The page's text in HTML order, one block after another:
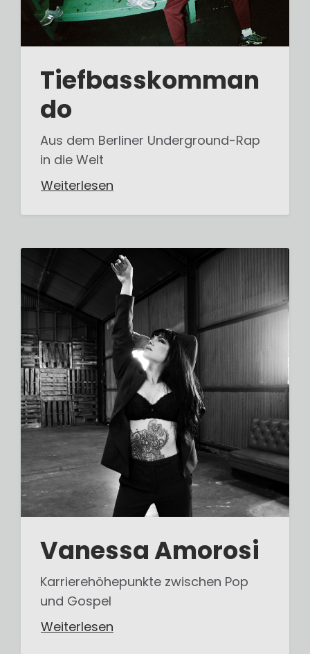
Tiefbasskomman
do
Aus dem Berliner Underground-Rap
in die Welt
Weiterlesen
Vanessa Amorosi
Karrierehöhepunkte zwischen Pop
und Gospel
Weiterlesen